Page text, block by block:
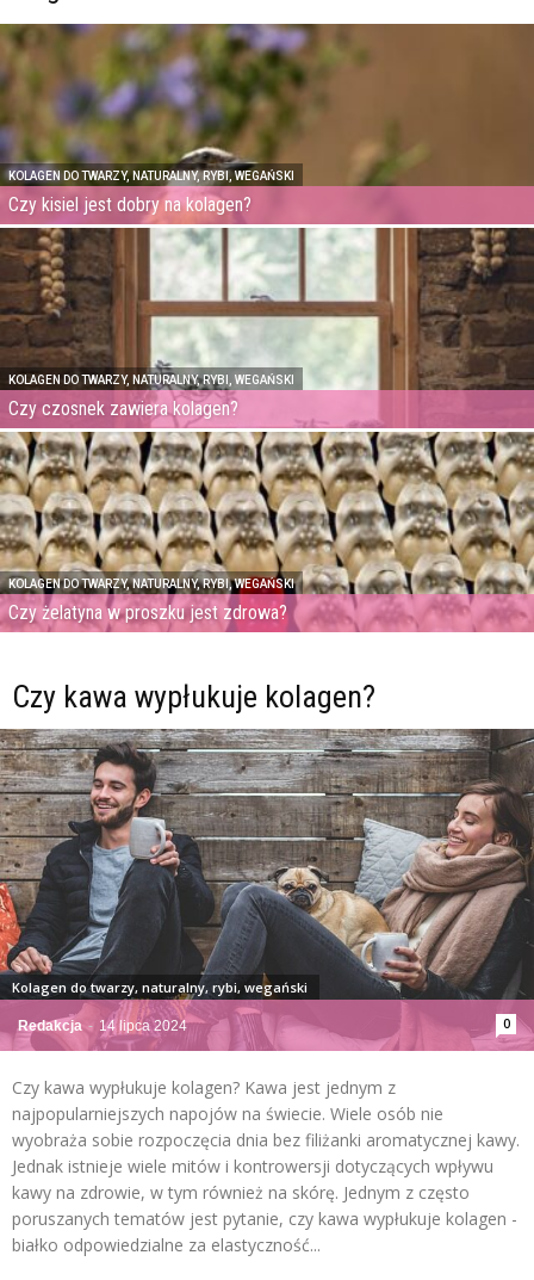
KOLAGEN DO TWARZY, NATURALNY, RYBI, WEGAŃSKI
Czy kisiel jest dobry na kolagen?
KOLAGEN DO TWARZY, NATURALNY, RYBI, WEGAŃSKI
Czy czosnek zawiera kolagen?
KOLAGEN DO TWARZY, NATURALNY, RYBI, WEGAŃSKI
Czy żelatyna w proszku jest zdrowa?
Czy kawa wypłukuje kolagen?
Redakcja - 14 lipca 2024 0
Kolagen do twarzy, naturalny, rybi, wegański
Czy kawa wypłukuje kolagen? Kawa jest jednym z
najpopularniejszych napojów na świecie. Wiele osób nie
wyobraża sobie rozpoczęcia dnia bez filiżanki aromatycznej kawy.
Jednak istnieje wiele mitów i kontrowersji dotyczących wpływu
kawy na zdrowie, w tym również na skórę. Jednym z często
poruszanych tematów jest pytanie, czy kawa wypłukuje kolagen -
białko odpowiedzialne za elastyczność...